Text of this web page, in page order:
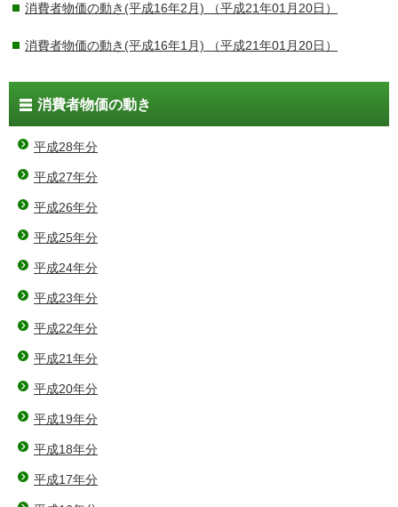
消費者物価の動き(平成16年2月) （平成21年01月20日）
消費者物価の動き(平成16年1月) （平成21年01月20日）
消費者物価の動き
平成28年分
平成27年分
平成26年分
平成25年分
平成24年分
平成23年分
平成22年分
平成21年分
平成20年分
平成19年分
平成18年分
平成17年分